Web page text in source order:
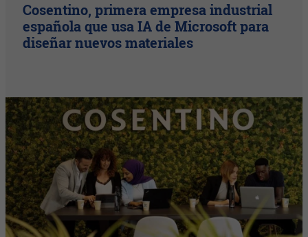
Cosentino, primera empresa industrial
española que usa IA de Microsoft para
diseñar nuevos materiales